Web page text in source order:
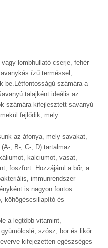
lombhullató cserje, fehér
ízű terméssel,
be.Létfontosságú számára a
talajként ideális az
számára kifejlesztett savanyú
fejlődik, mely
az áfonya, mely savakat,
, B-, C-, D) tartalmaz.
kalciumot, vasat,
foszfort. Hozzájárul a bőr, a
immunrendszer
is nagyon fontos
köhögéscsillapító és
a legtöbb vitamint,
szósz, bor és likőr
kifejezetten egészséges